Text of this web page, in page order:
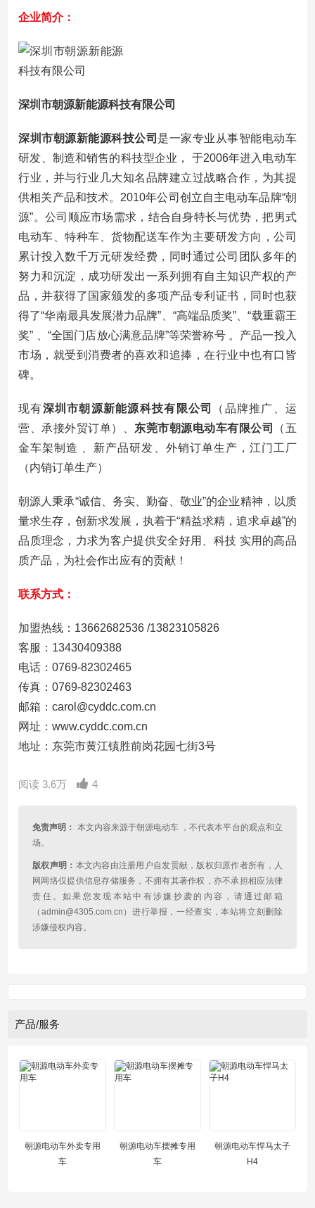
企业简介：
深圳市朝源新能源科技有限公司
深圳市朝源新能源科技公司 是一家专业从事智能电动车
研发、制造和销售的科技型企业， 于2006年进入电动车
行业，并与行业几大知名品牌建立过战略合作，为其提
供相关产品和技术。2010年公司创立自主电动车品牌“朝
源”。公司顺应市场需求，结合自身特长与优势，把男式
电动车、特种车、货物配送车作为主要研发方向，公司
累计投入数千万元研发经费，同时通过公司团队多年的
努力和沉淀，成功研发出一系列拥有自主知识产权的产
品，并获得了国家颁发的多项产品专利证书，同时也获
得了“华南最具发展潜力品牌”、“高端品质奖”、“载重霸王
奖” 、“全国门店放心满意品牌”等荣誉称号 。产品一投入
市场，就受到消费者的喜欢和追捧，在行业中也有口皆
碑。
现有深圳市朝源新能源科技有限公司
（品牌推广、运
营、承接外贸订单）、 东莞市朝源电动车有限公司
（五
金车架制造 、新产品研发、外销订单生产，江门工厂
（内销订单生产）
朝源人秉承“诚信、务实、勤奋、敬业”的企业精神，以质
量求生存，创新求发展，执着于“精益求精，追求卓越”的
品质理念，力求为客户提供安全好用、科技 实用的高品
质产品，为社会作出应有的贡献！
联系方式：
加盟热线：13662682536 /13823105826
客服：13430409388
电话：0769-82302465
传真：0769-82302463
邮箱：carol@cyddc.com.cn
网址：www.cyddc.com.cn
地址：东莞市黄江镇胜前岗花园七街3号
阅读 3.6万 4
免责声明： 本文内容来源于朝源电动车 ，不代表本平台的观点和立
场。
版权声明： 本文内容由注册用户自发贡献，版权归原作者所有，人
网网络仅提供信息存储服务，不拥有其著作权，亦不承担相应法律
责任。如果您发现本站中有涉嫌抄袭的内容，请通过邮箱
（admin@4305.com.cn）进行举报，一经查实，本站将立刻删除
涉嫌侵权内容。
产品/服务
朝源电动车外卖专用
车
朝源电动车摆摊专用
车
朝源电动车悍马太子
H4